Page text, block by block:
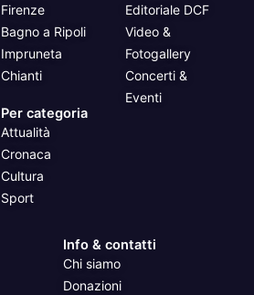
Firenze
Bagno a Ripoli
Impruneta
Chianti
Per categoria
Attualità
Cronaca
Cultura
Sport
Editoriale DCF
Video &
Fotogallery
Concerti &
Eventi
Info & contatti
Chi siamo
Donazioni